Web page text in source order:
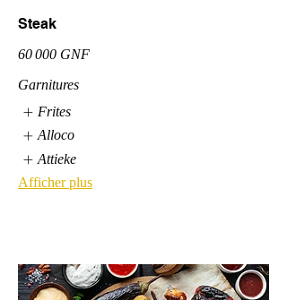
Steak
60 000 GNF
Garnitures
Frites
Alloco
Attieke
Afficher plus